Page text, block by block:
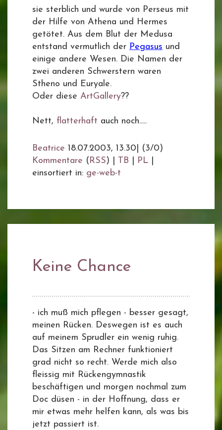
sie sterblich und wurde von Perseus mit
der Hilfe von Athena und Hermes
getötet. Aus dem Blut der Medusa
entstand vermutlich der Pegasus und
einige andere Wesen. Die Namen der
zwei anderen Schwerstern waren
Stheno und Euryale.
Oder diese ArtGallery??
Nett, flatterhaft auch noch.....
Beatrice 18.07.2003, 13.30
(3/0)
Kommentare (RSS) | TB PL
einsortiert in: ge-web-t
Keine Chance
- ich muß mich pflegen - besser gesagt,
meinen Rücken. Deswegen ist es auch
auf meinem Sprudler ein wenig ruhig.
Das Sitzen am Rechner funktioniert
grad nicht so recht. Werde mich also
fleissig mit Rückengymnastik
beschäftigen und morgen nochmal zum
Doc düsen - in der Hoffnung, dass er
mir etwas mehr helfen kann, als was bis
jetzt passiert ist.